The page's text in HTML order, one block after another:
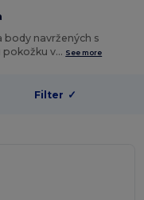
body navržených s
pokožku v… See more
Filter ✓